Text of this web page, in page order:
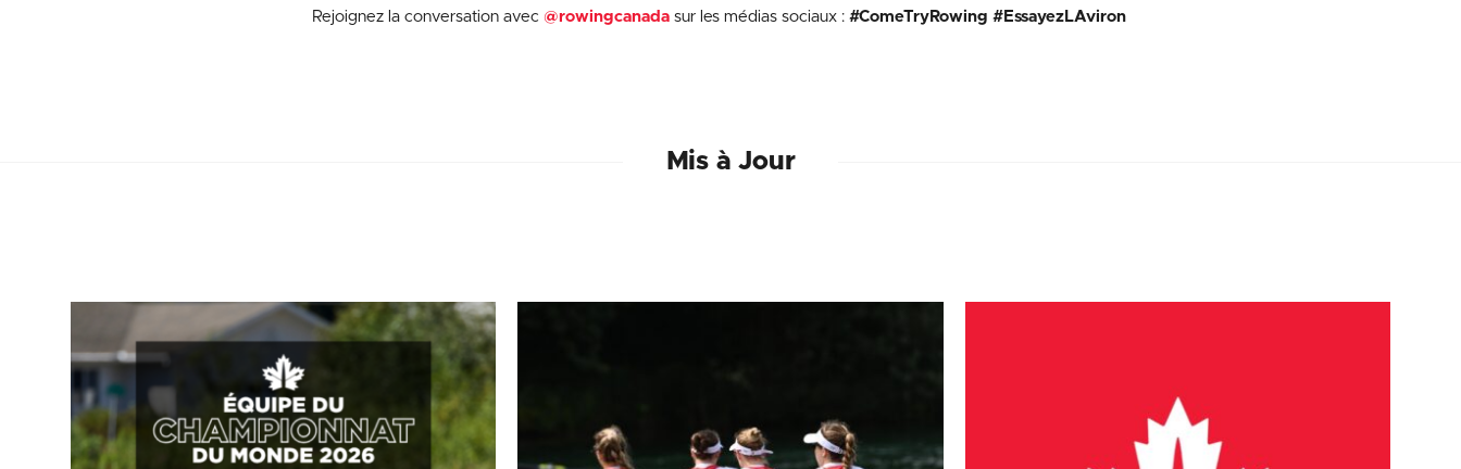
Rejoignez la conversation avec @rowingcanada sur les médias sociaux : #ComeTryRowing #EssayezLAviron
Mis à Jour